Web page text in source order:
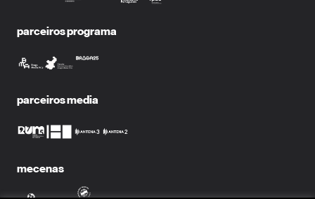
parceiros programa
parceiros media
mecenas